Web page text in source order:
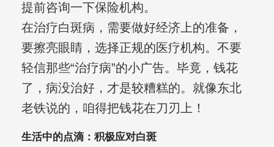
提前咨询一下保险机构。
在治疗白斑病，需要做好经济上的准备，
要擦亮眼睛，选择正规的医疗机构。不要
轻信那些“治疗病”的小广告。毕竟，钱花
了，病没治好，才是较糟糕的。就像东北
老铁说的，咱得把钱花在刀刃上！
生活中的点滴：积极应对白斑